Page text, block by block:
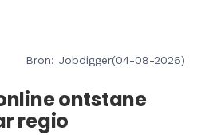
Bron: Jobdigger(04-08-2026)
ontstane
regio